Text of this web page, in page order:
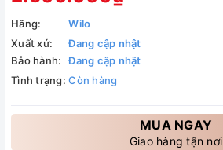
Hãng:
Wilo
Xuất xứ:
Đang cập nhật
Bảo hành:
Đang cập nhật
Tình trạng: Còn hàng
MUA NGAY
Giao hàng tận nơi